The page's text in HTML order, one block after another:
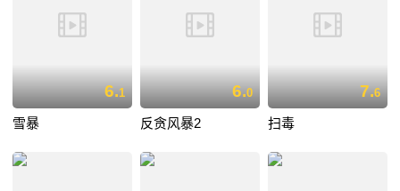
6.1
雪暴
6.0
反贪风暴2
7.6
扫毒